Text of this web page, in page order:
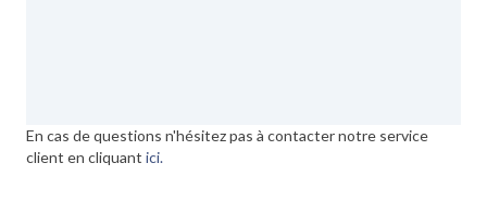
En cas de questions n'hésitez pas à contacter notre service
client en cliquant ici.